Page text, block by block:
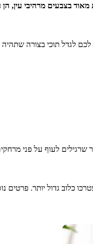
מאוד בצבעים מרהיבי עין,
לגדל תוכי בצורה שתהיה
לעוף על פני
כלוב גדול יותר. פרטים